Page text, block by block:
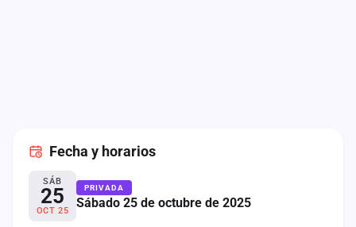
Fecha y horarios
SÁB
25
OCT 25
PRIVADA
Sábado 25 de octubre de 2025
Administración
Contacto